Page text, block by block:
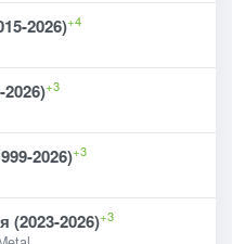
2026)+4
+3
2026)+3
(2023-2026)+3